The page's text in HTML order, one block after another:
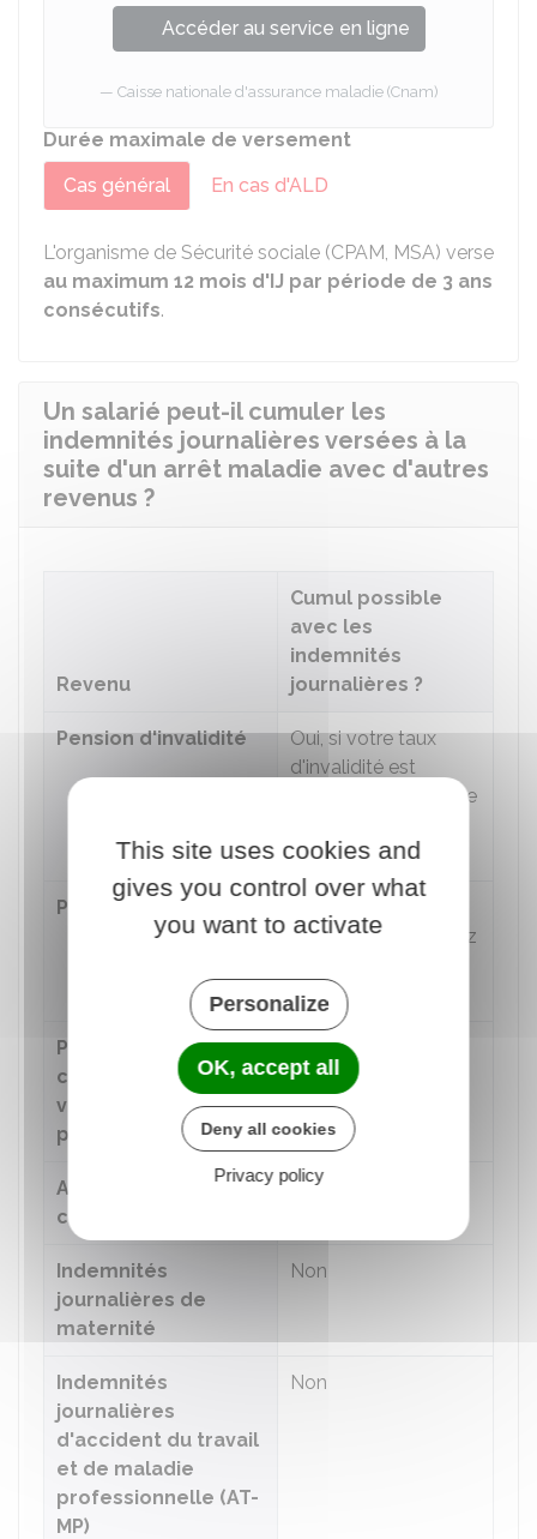
Accéder au service en ligne
Caisse nationale d'assurance maladie (Cnam)
Durée maximale de versement
Cas général
En cas d'ALD
L'organisme de Sécurité sociale (CPAM, MSA) verse
au maximum 12 mois d'IJ par période de 3 ans
consécutifs.
Un salarié peut-il cumuler les
indemnités journalières versées à la
suite d'un arrêt maladie avec d'autres
revenus ?
Revenu
Cumul possible
avec les
indemnités
journalières ?
Pension d'invalidité
Oui, si votre taux
d'invalidité est
compatible avec une
professionnelle
Pension de vieillesse
retraité et poursuivez
activité salariée
Part
complémentaire de
votre salaire payé
par votre employeur
Oui
Allocations
chômage
Non
Indemnités
journalières de
maternité
Non
Indemnités
journalières
d'accident du travail
et de maladie
professionnelle (AT-
MP)
Non
This site uses cookies and
gives you control over what
you want to activate
Personalize
OK, accept all
Deny all cookies
Privacy policy